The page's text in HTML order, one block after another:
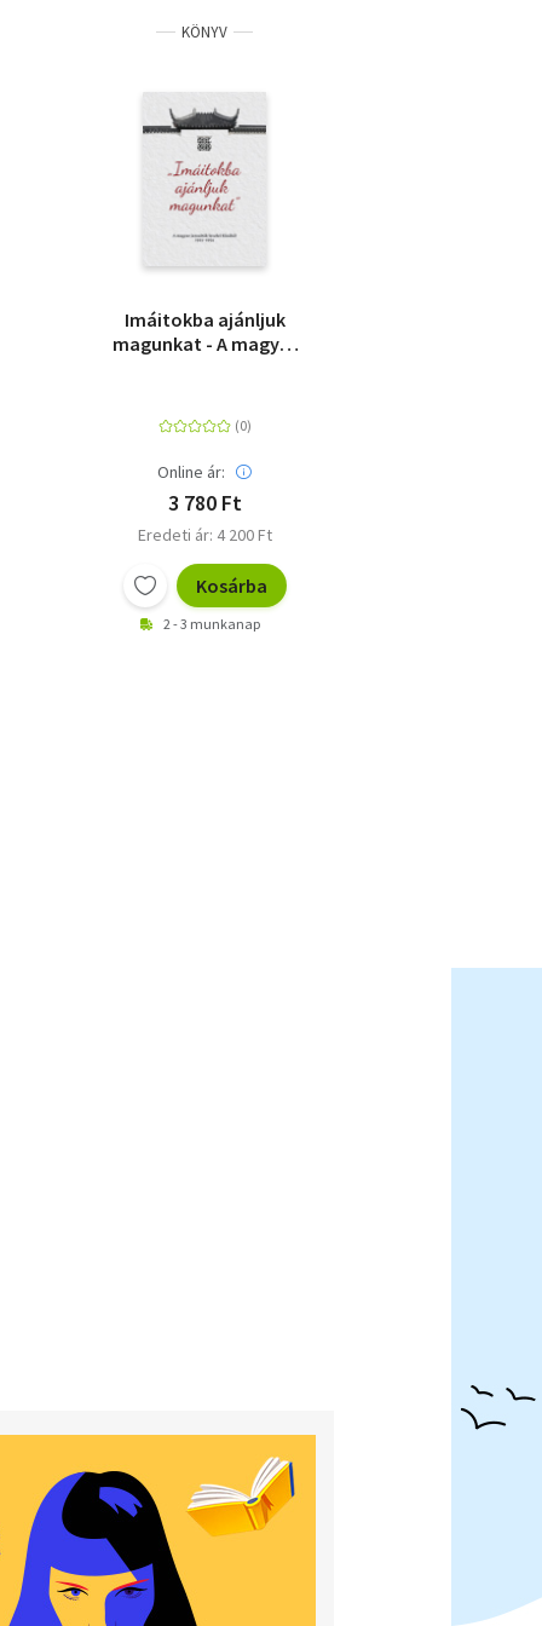
KÖNYV
Imáitokba ajánljuk
magunkat - A magyar
Online ár:
3 780 Ft
Eredeti ár: 4 200 Ft
Kosárba
2 - 3 munkanap